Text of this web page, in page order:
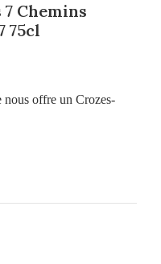
Chemins
75cl
nous offre un Crozes-